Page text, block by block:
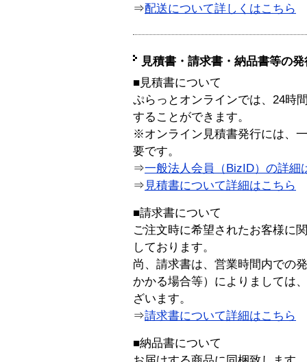
⇒配送について詳しくはこちら
見積書・請求書・納品書等の
■見積書について
ぷらっとオンラインでは、24時
することができます。
※オンライン見積書発行には、
要です。
⇒一般法人会員（BizID）の詳細
⇒ 見積書について詳細はこちら
■請求書について
ご注文時に希望されたお客様に
しております。
尚、請求書は、営業時間内での
かかる場合等）によりましては
ざいます。
⇒請求書について詳細はこちら
■納品書について